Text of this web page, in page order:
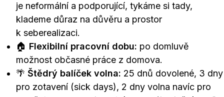
je neformální a podporující, tykáme si tady,
klademe důraz na důvěru a prostor
k seberealizaci.
🏠 Flexibilní pracovní dobu: po domluvě
možnost občasné práce z domova.
🌴 Štědrý balíček volna: 25 dnů dovolené, 3 dny
pro zotavení (sick days), 2 dny volna navíc pro